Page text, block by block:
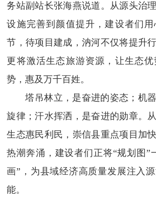
务站副站长张海燕说道。从源头治
设施完善到颜值提升，建设者们
节，待项目建成，汭河不仅将提升
更将激活生态旅游资源，让生态
势，惠及万千百姓。
塔吊林立，是奋进的姿态；机
旋律；汗水挥洒，是奋进的勋章。
生态惠民利民，崇信县重点项目加
热潮奔涌，建设者们正将“规划图”
画”，为县域经济高质量发展注入
能。